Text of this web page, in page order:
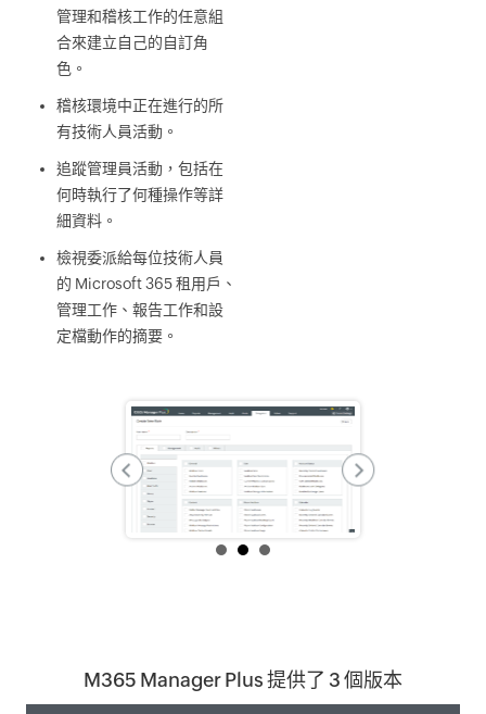
管理和稽核工作的任意組
合來建立自己的自訂角
色。
稽核環境中正在進行的所
有技術人員活動。
追蹤管理員活動，包括在
何時執行了何種操作等詳
細資料。
檢視委派給每位技術人員
的 Microsoft 365 租用戶、
管理工作、報告工作和設
定檔動作的摘要。
M365 Manager Plus 提供了 3 個版本